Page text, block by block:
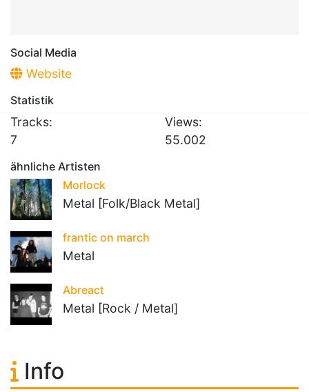
Social Media
Website
Statistik
Tracks:
7
Views:
55.002
ähnliche Artisten
Morlock
Metal [Folk/Black Metal]
frantic on march
Metal
Abreact
Metal [Rock / Metal]
Info